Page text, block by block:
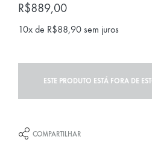
R$889,00
10x de R$88,90 sem juros
ESTE PRODUTO ESTÁ FORA DE
COMPARTILHAR